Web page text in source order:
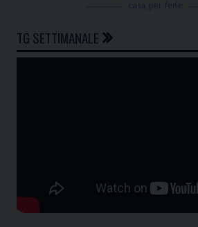
TG SETTIMANALE